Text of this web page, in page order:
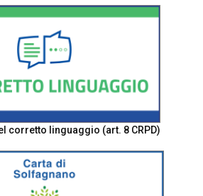
corretto linguaggio (art. 8 CRPD)